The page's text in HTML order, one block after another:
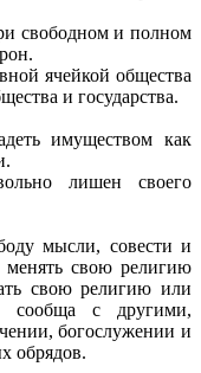
свободном и полном
ячейкой общества
и государства.
имуществом как
лишен своего
мысли, совести и
менять свою религию
свою религию или
сообща с другими,
богослужении и
обрядов.